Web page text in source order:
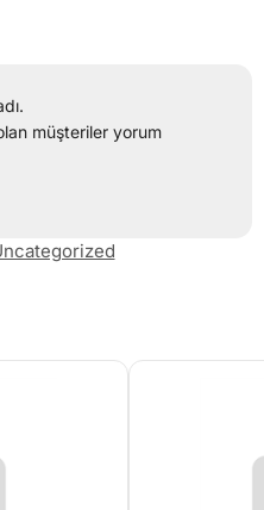
müşteriler yorum